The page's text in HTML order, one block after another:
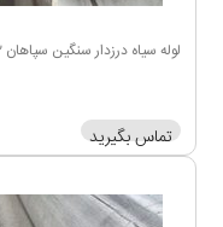
لوله سیاه درزدار سنگین سپاهان ۱/۲ ۱ اینچ
تماس بگیرید